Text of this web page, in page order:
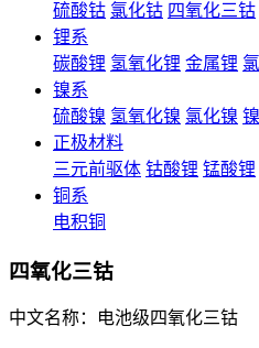
硫酸钴 氯化钴 四氧化三钴
锂系
碳酸锂 氢氧化锂 金属锂
镍系
硫酸镍 氢氧化镍 氯化镍
正极材料
三元前驱体 钴酸锂 锰酸锂
铜系
电积铜
四氧化三钴
中文名称：电池级四氧化三钴